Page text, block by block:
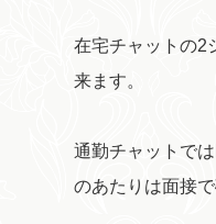
在宅チャットの2
来ます。
通勤チャットで
のあたりは面接